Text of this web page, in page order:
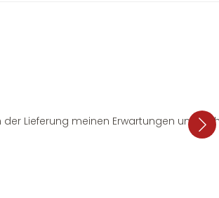
Lieferung meinen Erwartungen und